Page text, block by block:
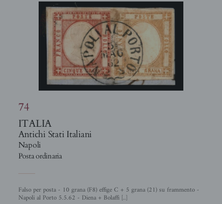
74
ITALIA
Antichi Stati Italiani
Napoli
Posta ordinaria
Falso per posta - 10 grana (F8) effige C + 5 grana (21) su frammento -
Napoli al Porto 5.5.62 - Diena + Bolaffi [..]